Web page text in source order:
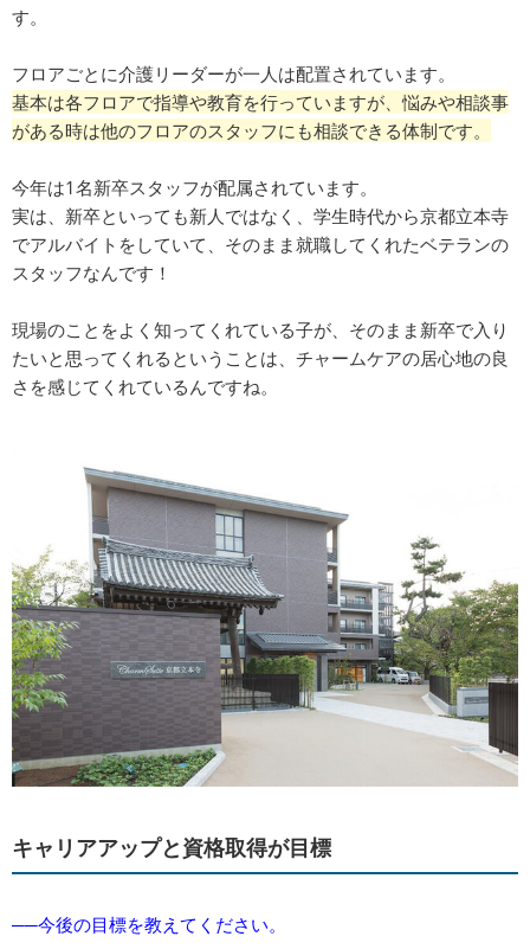
す。
フロアごとに介護リーダーが一人は配置されています。
基本は各フロアで指導や教育を行っていますが、悩みや相談事
がある時は他のフロアのスタッフにも相談できる体制です。
今年は1名新卒スタッフが配属されています。
実は、新卒といっても新人ではなく、学生時代から京都立本寺
でアルバイトをしていて、そのまま就職してくれたベテランの
スタッフなんです！
現場のことをよく知ってくれている子が、そのまま新卒で入り
たいと思ってくれるということは、チャームケアの居心地の良
さを感じてくれているんですね。
キャリアアップと資格取得が目標
──今後の目標を教えてください。